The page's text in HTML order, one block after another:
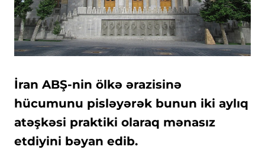
İran ABŞ-nin ölkə ərazisinə
hücumunu pisləyərək bunun iki aylıq
atəşkəsi praktiki olaraq mənasız
etdiyini bəyan edib.